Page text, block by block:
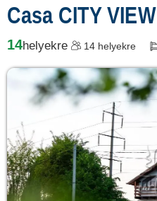
Casa CITY VIEW
14helyekre 14 helyekre